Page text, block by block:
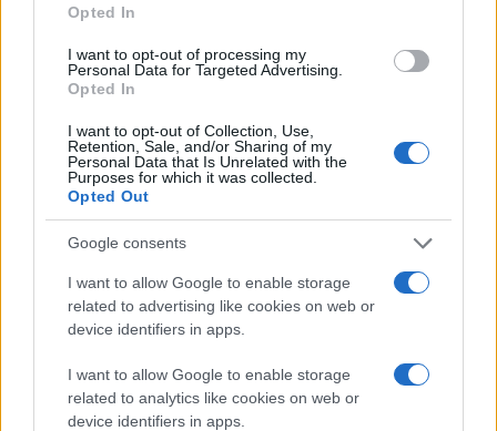
Opted In
I want to opt-out of processing my
Personal Data for Targeted Advertising.
Opted In
I want to opt-out of Collection, Use,
Retention, Sale, and/or Sharing of my
Personal Data that Is Unrelated with the
Purposes for which it was collected.
Opted Out
Google consents
I want to allow Google to enable storage
related to advertising like cookies on web or
device identifiers in apps.
I want to allow Google to enable storage
related to analytics like cookies on web or
device identifiers in apps.
: Δείτε και ένα επίσημο video για την
κατασκευή του Surface tablet